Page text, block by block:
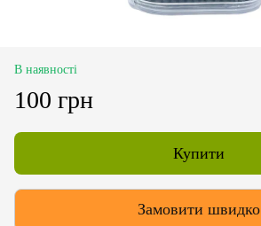
В наявності
100 грн
Купити
Замовити швидко